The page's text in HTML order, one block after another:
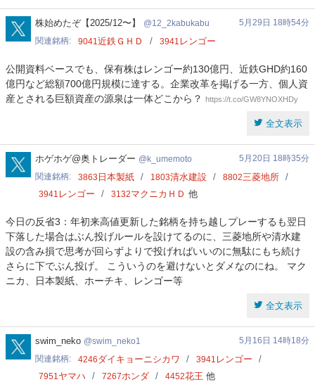
12_2kabukabu
株始めたぞ【2025/12〜】 12_2kabukabu
5月29日 18時54分
関連銘柄
9041近鉄ＧＨＤ 3941 レンゴー
公開資料ベースでも、保有株はレンゴー約130億円、近鉄GHD約160
億円など総額700億円規模に達する。企業改革を掲げる一方、個人資
産とされる巨額資産の源泉は一体どこから？ https://t.co/GW8YNOXHDy
全文表示
k_umemoto
ホゲホゲ@奥トレーダー k_umemoto
5月20日 18時35分
関連銘柄
3863 日本製紙 1803清水建設 8802三菱地所
3941 レンゴー 3132マクニカＨＤ 他
今日の反省3：年初来高値更新した銘柄を持ち越しプレーするも翌日
下落した場合はぶん投げルールを設けてるのに、三菱地所や清水建
設の含み損で思考が回らずよりで投げればいいのに無駄にもち続け
さらに下でぶん投げ。 こういうのを避けないとダメなのにね。 マク
ニカ、日本製紙、ホーチキ、レンゴー等
全文表示
swim_neko1
swim_neko swim_neko1
5月16日 14時18分
関連銘柄
4246ダイキョーニシカワ 3941 レンゴー
7951ヤマハ 7267ホンダ 4452花王 他